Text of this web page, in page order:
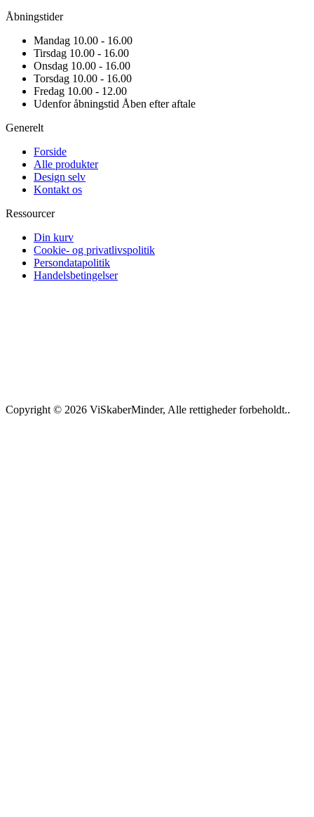
Åbningstider
Mandag 10.00 - 16.00
Tirsdag 10.00 - 16.00
Onsdag 10.00 - 16.00
Torsdag 10.00 - 16.00
Fredag 10.00 - 12.00
Udenfor åbningstid Åben efter aftale
Generelt
Forside
Alle produkter
Design selv
Kontakt os
Ressourcer
Din kurv
Cookie- og privatlivspolitik
Persondatapolitik
Handelsbetingelser
Copyright © 2026 ViSkaberMinder, Alle rettigheder forbeholdt..